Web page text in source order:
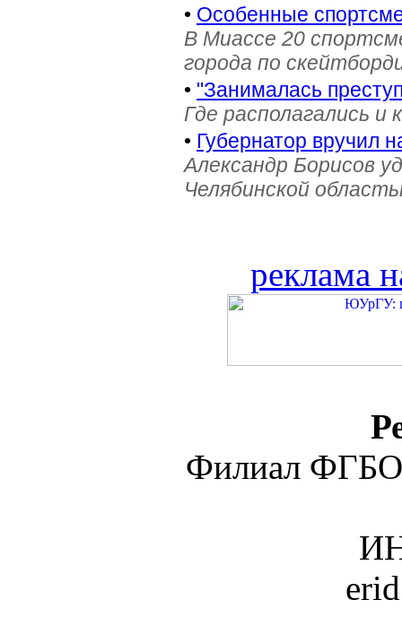
• Особенные
В Миассе 20
города по
• "Занималась
Где располагались и
• Губернатор вручил
Александр Борисов
Челябинской
реклама
Филиал